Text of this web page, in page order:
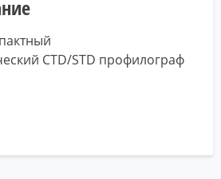
CTD/STD профилограф